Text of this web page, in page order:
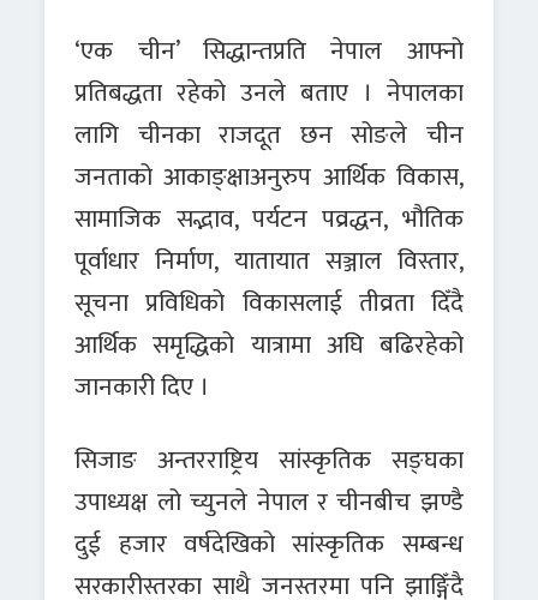
‘एक चीन’ सिद्धान्तप्रति नेपाल आफ्नो
प्रतिबद्धता रहेको उनले बताए । नेपालका
लागि चीनका राजदूत छन सोङले चीन
जनताको आकाङ्क्षाअनुरुप आर्थिक विकास,
सामाजिक सद्भाव, पर्यटन पव्रद्धन, भौतिक
पूर्वाधार निर्माण, यातायात सञ्जाल विस्तार,
सूचना प्रविधिको विकासलाई तीव्रता दिँदै
आर्थिक समृद्धिको यात्रामा अघि बढिरहेको
जानकारी दिए ।
सिजाङ अन्तरराष्ट्रिय सांस्कृतिक सङ्घका
उपाध्यक्ष लो च्युनले नेपाल र चीनबीच झण्डै
दुई हजार वर्षदेखिको सांस्कृतिक सम्बन्ध
सरकारीस्तरका साथै जनस्तरमा पनि झाङ्गिँदै